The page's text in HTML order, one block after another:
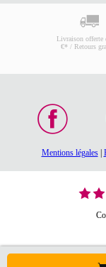
Livraison offerte
€* / Retours
Mentions légales|